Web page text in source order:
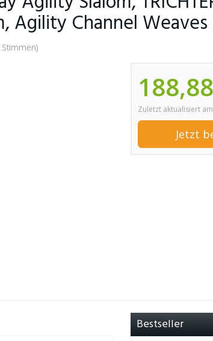
Agility Channel
Zuletzt aktualisiert
Jetzt
Bestseller